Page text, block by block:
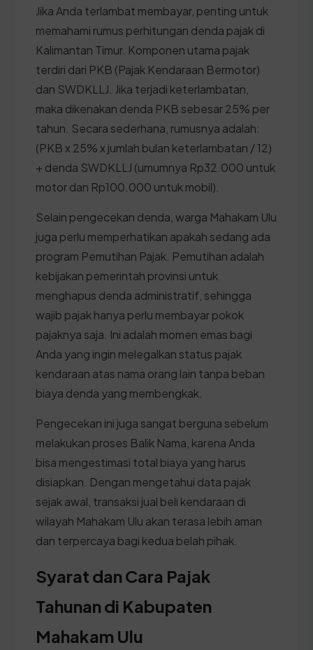
Jika Anda terlambat membayar, penting untuk
memahami rumus perhitungan denda pajak di
Kalimantan Timur. Komponen utama pajak
terdiri dari PKB (Pajak Kendaraan Bermotor)
dan SWDKLLJ. Jika terjadi keterlambatan,
maka dikenakan denda PKB sebesar 25% per
tahun. Secara sederhana, rumusnya adalah:
(PKB x 25% x jumlah bulan keterlambatan / 12)
+ denda SWDKLLJ (umumnya Rp32.000 untuk
motor dan Rp100.000 untuk mobil).
Selain pengecekan denda, warga Mahakam Ulu
juga perlu memperhatikan apakah sedang ada
program Pemutihan Pajak. Pemutihan adalah
kebijakan pemerintah provinsi untuk
menghapus denda administratif, sehingga
wajib pajak hanya perlu membayar pokok
pajaknya saja. Ini adalah momen emas bagi
Anda yang ingin melegalkan status pajak
kendaraan atas nama orang lain tanpa beban
biaya denda yang membengkak.
Pengecekan ini juga sangat berguna sebelum
melakukan proses Balik Nama, karena Anda
bisa mengestimasi total biaya yang harus
disiapkan. Dengan mengetahui data pajak
sejak awal, transaksi jual beli kendaraan di
wilayah Mahakam Ulu akan terasa lebih aman
dan terpercaya bagi kedua belah pihak.
Syarat dan Cara Pajak
Tahunan di Kabupaten
Mahakam Ulu